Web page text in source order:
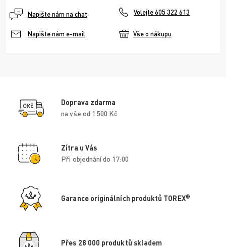
Napište nám na chat Volejte 605 322 613
Napište nám e-mail Vše o nákupu
Doprava zdarma
na vše od 1 500 Kč
Zítra u Vás
Při objednání do 17:00
Garance originálních produktů TOREX®
Přes 28 000 produktů skladem